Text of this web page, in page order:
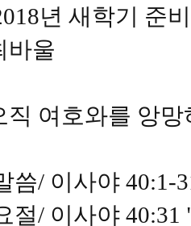
년
바울
직 여호와를 앙망
씀/ 이사야 40:1-
절/ 이사야